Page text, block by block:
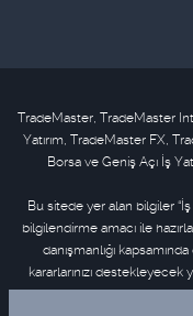
TradeMaster, TradeMaster
Yatırım, TradeMaster FX,
Borsa ve Geniş Açı İş
Bu sitede yer alan bilgiler
bilgilendirme amacı ile
danışmanlığı
kararlarınızı